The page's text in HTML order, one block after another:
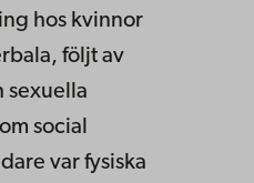
hos kvinnor
följt av
sexuella
social
var fysiska